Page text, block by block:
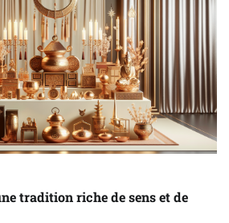
tradition riche de sens et de